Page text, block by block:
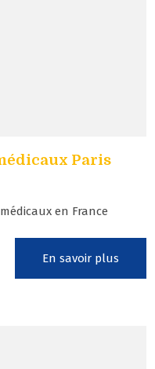
Paris
en France
En savoir plus